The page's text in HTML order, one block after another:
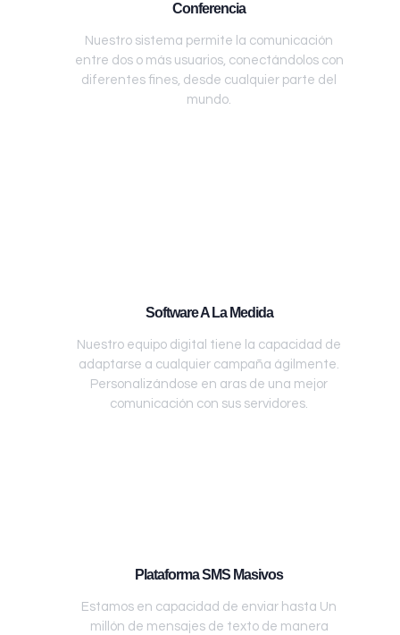
Conferencia
Nuestro sistema permite la comunicación
entre dos o más usuarios, conectándolos con
diferentes fines, desde cualquier parte del
mundo.
Software A La Medida
Nuestro equipo digital tiene la capacidad de
adaptarse a cualquier campaña ágilmente.
Personalizándose en aras de una mejor
comunicación con sus servidores.
Plataforma SMS Masivos
Estamos en capacidad de enviar hasta Un
millón de mensajes de texto de manera